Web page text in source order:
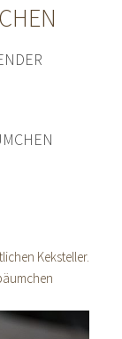
Keksteller.